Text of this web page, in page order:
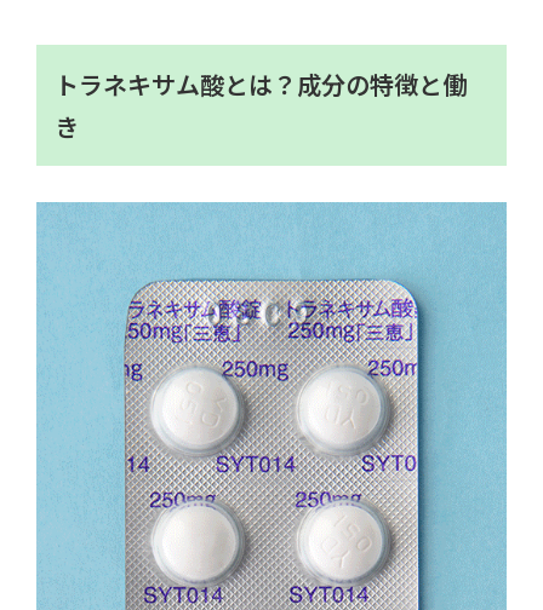
トラネキサム酸とは？成分の特徴と働
き